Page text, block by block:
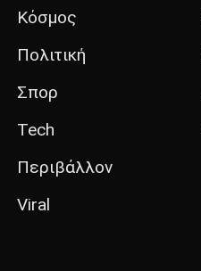
Κόσμος
Πολιτική
Σπορ
Tech
Περιβάλλον
Viral